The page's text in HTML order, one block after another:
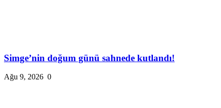
Simge’nin doğum günü sahnede kutlandı!
Ağu 9, 2026 0